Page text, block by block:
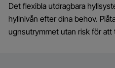
Det flexibla utdragbara
hyllnivån efter dina behov.
ugnsutrymmet utan risk för att